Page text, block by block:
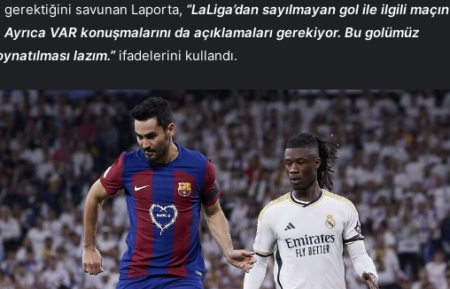
gerektiğini savunan Laporta, “LaLiga’dan sayılmayan gol ile ilgili maçın
VAR konuşmalarını da açıklamaları gerekiyor. Bu golümüz
lazım.”ifadelerini kullandı.